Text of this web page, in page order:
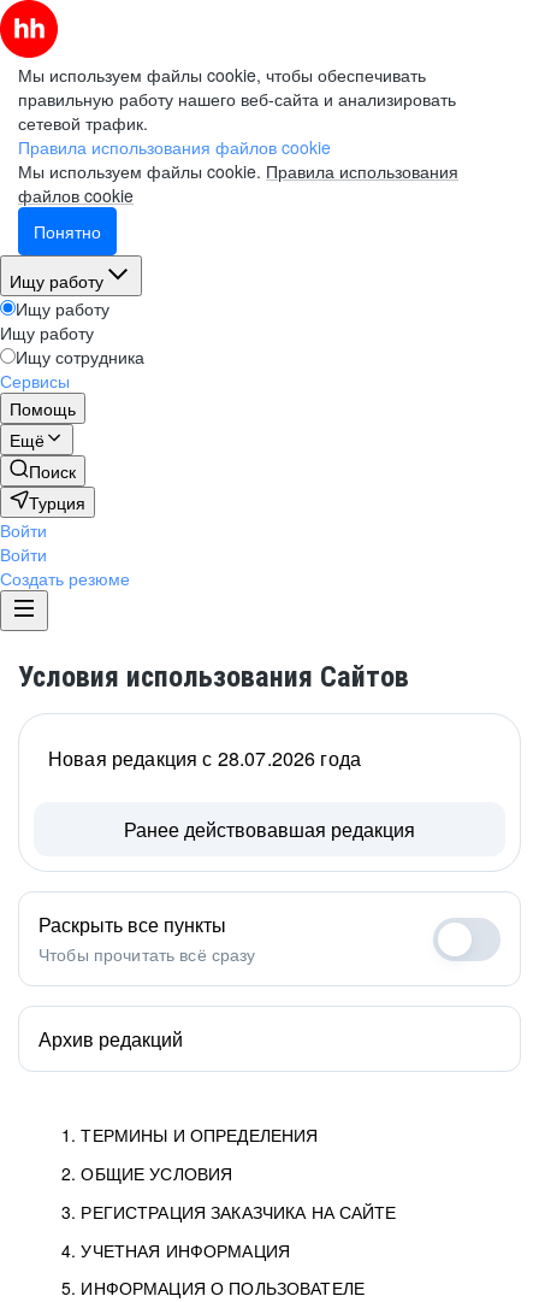
Мы используем файлы cookie, чтобы обеспечивать
правильную работу нашего веб-сайта и анализировать
сетевой трафик.
Правила использования файлов cookie
Мы используем файлы cookie. Правила использования
файлов cookie
Понятно
Ищу работу
Ищу работу
Ищу работу
Ищу сотрудника
Сервисы
Помощь
Ещё
Поиск
Турция
Войти
Войти
Создать резюме
Условия использования Сайтов
1. ТЕРМИНЫ И ОПРЕДЕЛЕНИЯ
2. ОБЩИЕ УСЛОВИЯ
3. РЕГИСТРАЦИЯ ЗАКАЗЧИКА НА САЙТЕ
4. УЧЕТНАЯ ИНФОРМАЦИЯ
5. ИНФОРМАЦИЯ О ПОЛЬЗОВАТЕЛЕ
Новая редакция с 28.07.2026 года
Ранее действовавшая редакция
Раскрыть все пункты
Чтобы прочитать всё сразу
Архив редакций